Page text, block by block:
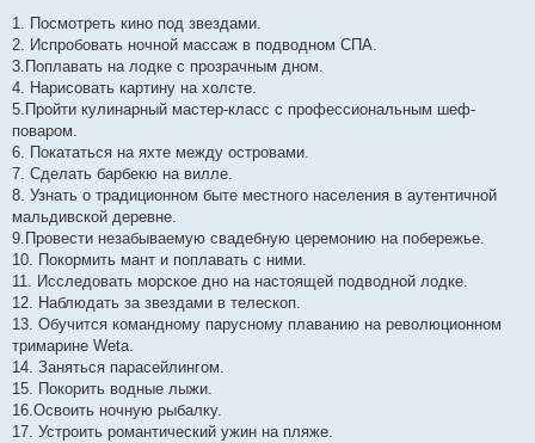
1. Посмотреть кино под звездами.
2. Испробовать ночной массаж в подводном СПА.
3.Поплавать на лодке с прозрачным дном.
4. Нарисовать картину на холсте.
5.Пройти кулинарный мастер-класс с профессиональным шеф-
поваром.
6. Покататься на яхте между островами.
7. Сделать барбекю на вилле.
8. Узнать о традиционном быте местного населения в аутентичной
мальдивской деревне.
9.Провести незабываемую свадебную церемонию на побережье.
10. Покормить мант и поплавать с ними.
11. Исследовать морское дно на настоящей подводной лодке.
12. Наблюдать за звездами в телескоп.
13. Обучится командному парусному плаванию на революционном
тримарине Weta.
14. Заняться парасейлингом.
15. Покорить водные лыжи.
16.Освоить ночную рыбалку.
17. Устроить романтический ужин на пляже.